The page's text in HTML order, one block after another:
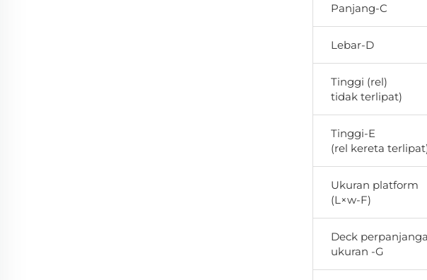
Panjang-C
Lebar-D
Tinggi (rel)
tidak terlipat)
Tinggi-E
(rel kereta
Ukuran platform
(L×w-F)
Deck
ukuran -G